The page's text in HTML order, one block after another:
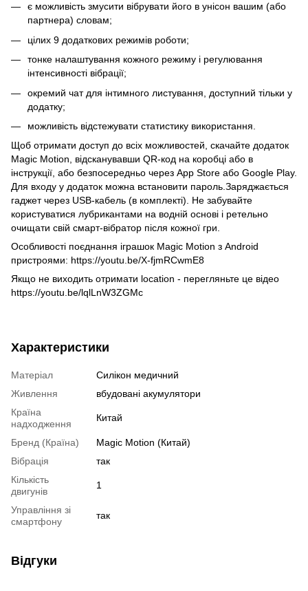
є можливість змусити вібрувати його в унісон вашим (або
партнера) словам;
цілих 9 додаткових режимів роботи;
тонке налаштування кожного режиму і регулювання
інтенсивності вібрації;
окремий чат для інтимного листування, доступний тільки у
додатку;
можливість відстежувати статистику використання.
Щоб отримати доступ до всіх можливостей, скачайте додаток
Magic Motion, відсканувавши QR-код на коробці або в
інструкції, або безпосередньо через App Store або Google Play.
Для входу у додаток можна встановити пароль.Заряджається
гаджет через USB-кабель (в комплекті). Не забувайте
користуватися лубрикантами на водній основі і ретельно
очищати свій смарт-вібратор після кожної гри.
Особливості поєднання іграшок Magic Motion з Android
пристроями: https://youtu.be/X-fjmRCwmE8
Якщо не виходить отримати location - перегляньте це відео
https://youtu.be/lqlLnW3ZGMc
Характеристики
Матеріал
Силікон медичний
Живлення
вбудовані акумулятори
Країна
надходження
Китай
Бренд (Країна)
Magic Motion (Китай)
Вібрація
так
Кількість
двигунів
1
Управління зі
смартфону
так
Відгуки